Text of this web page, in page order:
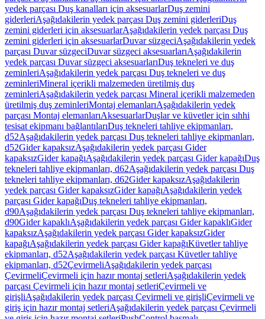
yedek parçası Duş kanalları için aksesuarlarDuş zemini
giderleriAşağıdakilerin yedek parçası Duş zemini giderleriDuş
zemini giderleri için aksesuarlarAşağıdakilerin yedek parçası Duş
zemini giderleri için aksesuarlarDuvar süzgeciAşağıdakilerin yedek
parçası Duvar süzgeciDuvar süzgeci aksesuarlarıAşağıdakilerin
yedek parçası Duvar süzgeci aksesuarlarıDuş tekneleri ve duş
zeminleriAşağıdakilerin yedek parçası Duş tekneleri ve duş
zeminleriMineral içerikli malzemeden üretilmiş duş
zeminleriAşağıdakilerin yedek parçası Mineral içerikli malzemeden
üretilmiş duş zeminleriMontaj elemanlarıAşağıdakilerin yedek
parçası Montaj elemanlarıAksesuarlarDuşlar ve küvetler için sıhhi
tesisat ekipmanı bağlantılarıDuş tekneleri tahliye ekipmanları,
d52Aşağıdakilerin yedek parçası Duş tekneleri tahliye ekipmanları,
d52Gider kapaksızAşağıdakilerin yedek parçası Gider
kapaksızGider kapağıAşağıdakilerin yedek parçası Gider kapağıDuş
tekneleri tahliye ekipmanları, d62Aşağıdakilerin yedek parçası Duş
tekneleri tahliye ekipmanları, d62Gider kapaksızAşağıdakilerin
yedek parçası Gider kapaksızGider kapağıAşağıdakilerin yedek
parçası Gider kapağıDuş tekneleri tahliye ekipmanları,
d90Aşağıdakilerin yedek parçası Duş tekneleri tahliye ekipmanları,
d90Gider kapaklıAşağıdakilerin yedek parçası Gider kapaklıGider
kapaksızAşağıdakilerin yedek parçası Gider kapaksızGider
kapağıAşağıdakilerin yedek parçası Gider kapağıKüvetler tahliye
ekipmanları, d52Aşağıdakilerin yedek parçası Küvetler tahliye
ekipmanları, d52ÇevirmeliAşağıdakilerin yedek parçası
ÇevirmeliÇevirmeli için hazır montaj setleriAşağıdakilerin yedek
parçası Çevirmeli için hazır montaj setleriÇevirmeli ve
girişliAşağıdakilerin yedek parçası Çevirmeli ve girişliÇevirmeli ve
giriş için hazır montaj setleriAşağıdakilerin yedek parçası Çevirmeli